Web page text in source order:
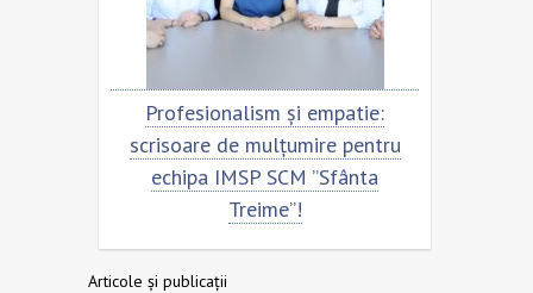
Profesionalism și empatie:
scrisoare de mulțumire pentru
echipa IMSP SCM ”Sfânta
Treime”!
Articole și publicații